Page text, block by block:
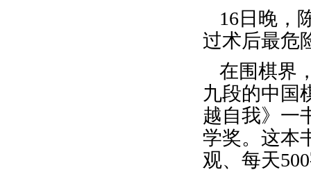
16日晚，
过术后最危
在围棋界
九段的中国
越自我》一
学奖。这本
观、每天